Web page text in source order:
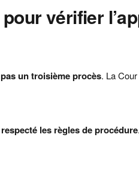
vérifier
un troisième procès. La
respecté les règles de procédure